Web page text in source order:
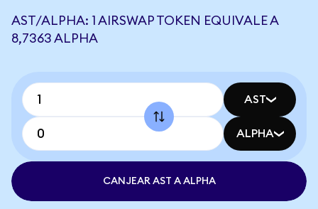
AST/ALPHA: 1 AIRSWAP TOKEN EQUIVALE A
8,7363 ALPHA
AST
ALPHA
CANJEAR AST A ALPHA